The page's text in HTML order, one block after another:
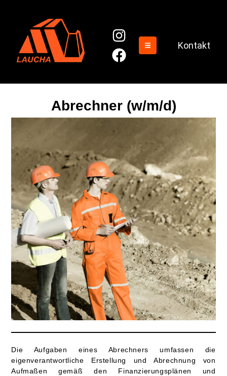
Kontakt
Abrechner (w/m/d)
Die Aufgaben eines Abrechners umfassen die
eigenverantwortliche Erstellung und Abrechnung von
Aufmaßen gemäß den Finanzierungsplänen und